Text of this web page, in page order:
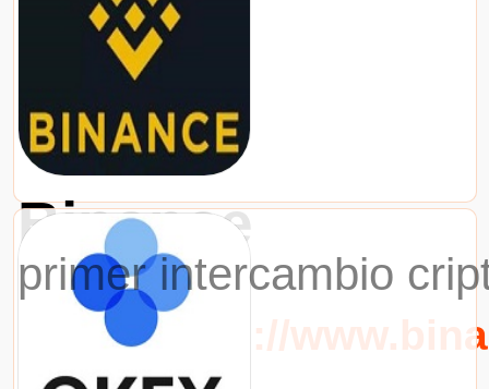
Binance
primer intercambio
URL：https://